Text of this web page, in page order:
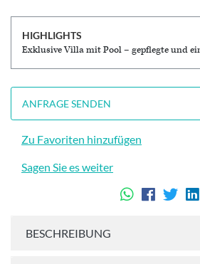
HIGHLIGHTS
Exklusive Villa mit Pool – gepflegte und
ANFRAGE SENDEN
Zu Favoriten hinzufügen
Sagen Sie es weiter
BESCHREIBUNG